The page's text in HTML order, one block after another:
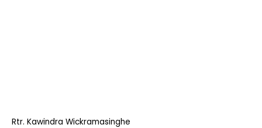
Rtr. Kawindra Wickramasinghe